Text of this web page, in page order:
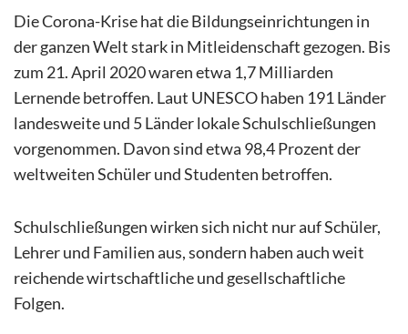
Die Corona-Krise hat die Bildungseinrichtungen in
der ganzen Welt stark in Mitleidenschaft gezogen. Bis
zum 21. April 2020 waren etwa 1,7 Milliarden
Lernende betroffen. Laut UNESCO haben 191 Länder
landesweite und 5 Länder lokale Schulschließungen
vorgenommen. Davon sind etwa 98,4 Prozent der
weltweiten Schüler und Studenten betroffen.
Schulschließungen wirken sich nicht nur auf Schüler,
Lehrer und Familien aus, sondern haben auch weit
reichende wirtschaftliche und gesellschaftliche
Folgen.